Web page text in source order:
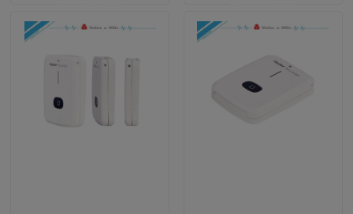
Permintaan Penawaran
Company News